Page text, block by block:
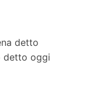
detto
detto oggi